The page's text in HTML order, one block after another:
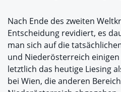
Nach Ende des zweiten
Entscheidung revidiert, es
man sich auf die
und Niederösterreich
letztlich das heutige Liesing
bei Wien, die anderen